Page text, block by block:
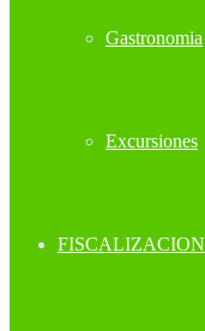
Gastronomia
Excursiones
FISCALIZACION